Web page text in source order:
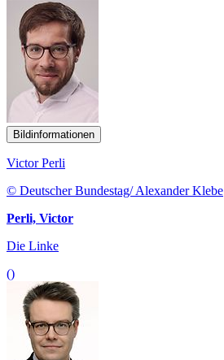
Bildinformationen
Victor Perli
© Deutscher Bundestag/ Alexander Klebe
Perli, Victor
Die Linke
()